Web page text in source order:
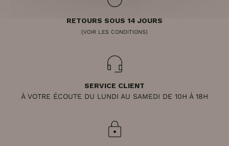
RETOURS SOUS 14 JOURS
(VOIR LES CONDITIONS)
SERVICE CLIENT
À VOTRE ÉCOUTE DU LUNDI AU SAMEDI DE 10H À 18H